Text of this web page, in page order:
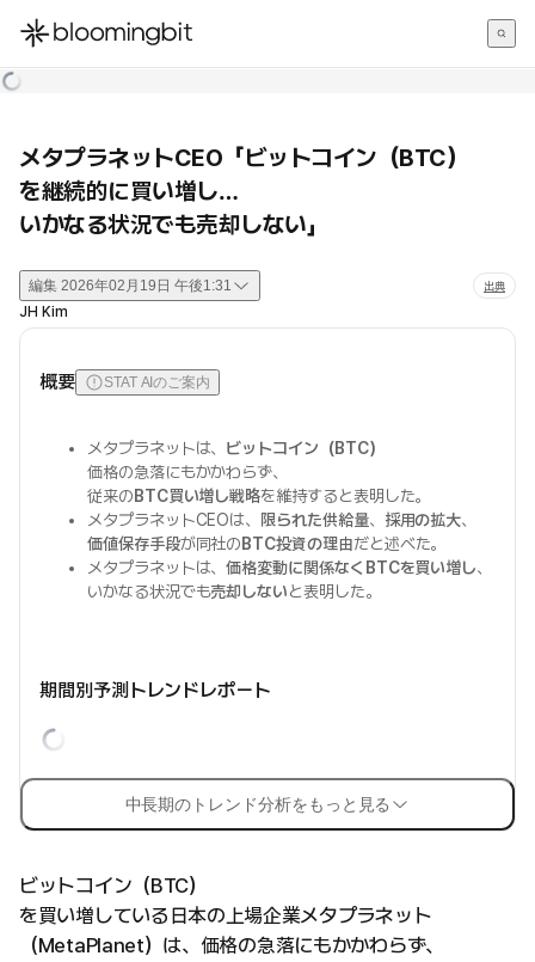
한국어
メタプラネットCEO「ビットコイン（BTC）
を継続的に買い増し…
いかなる状況でも売却しない」
編集 2026年02月19日 午後1:31 出典
JH Kim
概要 STAT AIのご案内
メタプラネットは、 ビットコイン（BTC）
価格の急落にもかかわらず、
従来のBTC買い増し戦略を維持すると表明した。
メタプラネットCEOは、
限られた供給量、 採用の拡大、
価値保存手段が同社のBTC投資の理由だと述べた。
メタプラネットは、価格変動に関係なくBTCを買い増し、
いかなる状況でも売却しないと表明した。
期間別予測トレンドレポート
中長期のトレンド分析をもっと見る
ビットコイン（BTC）
を買い増している日本の上場企業メタプラネット
（MetaPlanet）は、価格の急落にもかかわらず、